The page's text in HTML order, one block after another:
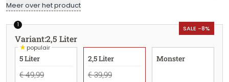
Meer over het product
SALE -8%
1
Variant:2,5 Liter
★populair
5 Liter
€ 49,99
2,5 Liter
€ 39,99
Monster